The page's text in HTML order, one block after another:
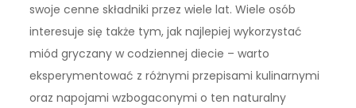
swoje cenne składniki przez wiele lat. Wiele osób
interesuje się także tym, jak najlepiej wykorzystać
miód gryczany w codziennej diecie – warto
eksperymentować z różnymi przepisami kulinarnymi
oraz napojami wzbogaconymi o ten naturalny